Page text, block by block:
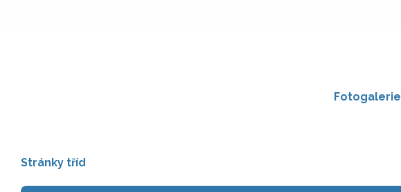
Fotogalerie
Stránky tříd